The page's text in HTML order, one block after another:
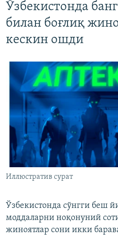
Ўзбекистонда
билан боғлиқ
кескин ошди
Иллюстратив сурат
Ўзбекистонда сўнгги беш
моддаларни ноқонуний
жиноятлар сони икки